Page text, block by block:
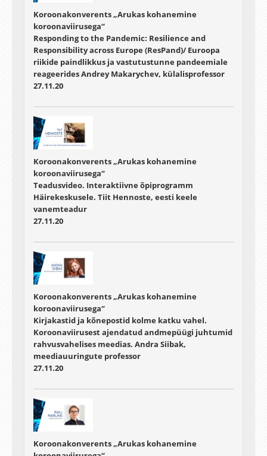
Koroonakonverents „Arukas kohanemine
koroonaviirusega“
Responding to the Pandemic: Resilience and
Responsibility across Europe (ResPand)/ Euroopa
riikide paindlikkus ja vastutustunne pandeemiale
reageerides Andrey Makarychev, külalisprofessor
27.11.20
Koroonakonverents „Arukas kohanemine
koroonaviirusega“
Teadusvideo. Interaktiivne õpiprogramm
Häirekeskusele. Tiit Hennoste, eesti keele
vanemteadur
27.11.20
Koroonakonverents „Arukas kohanemine
koroonaviirusega“
Kirjakastid ja kõnepostid kolme katku vahel.
Koroonaviirusest ajendatud andmepüügi juhtumid
rahvusvahelises meedias. Andra Siibak,
meediauuringute professor
27.11.20
Koroonakonverents „Arukas kohanemine